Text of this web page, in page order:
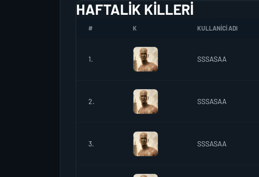
HAFTALIK KILLERI
# K KULLANICI ADI
1. SSSASAA
2. SSSASAA
3. SSSASAA